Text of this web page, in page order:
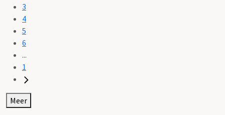
3
4
5
6
...
1
Meer